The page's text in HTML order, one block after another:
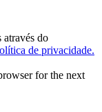
através do
de privacidade.
for the next